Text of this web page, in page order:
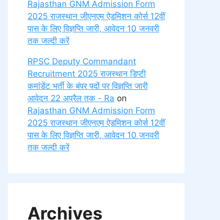
Rajasthan GNM Admission Form
2025 राजस्थान जीएनएम ऐडमिशन कोर्स 12वीं
पास के लिए विज्ञप्ति जारी, आवेदन 10 जनवरी
तक जल्दी करें
RPSC Deputy Commandant
Recruitment 2025 राजस्थान डिप्टी
कमांडेंट भर्ती के बंपर पदों पर विज्ञप्ति जारी
आवेदन 22 अप्रैल तक - Ra on
Rajasthan GNM Admission Form
2025 राजस्थान जीएनएम ऐडमिशन कोर्स 12वीं
पास के लिए विज्ञप्ति जारी, आवेदन 10 जनवरी
तक जल्दी करें
Archives